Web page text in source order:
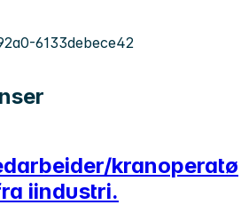
6133debece42
kranoperatø
iindustri.